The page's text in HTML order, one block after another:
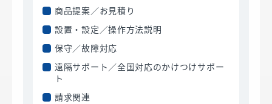
商品提案／お見積り
設置・設定／操作方法説明
保守／故障対応
遠隔サポート／全国対応のかけつけサポー
ト
請求関連